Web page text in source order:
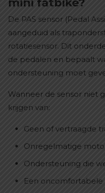
De PAS sensor (Pedal
aangeduid als
rotatiesensor. Dit
de pedalen en bepaalt
ondersteuning moet
Wanneer de sensor niet
krijgen van:
Geen of vertraagde
Onregelmatige
Ondersteuning die
Een oncomfortabele